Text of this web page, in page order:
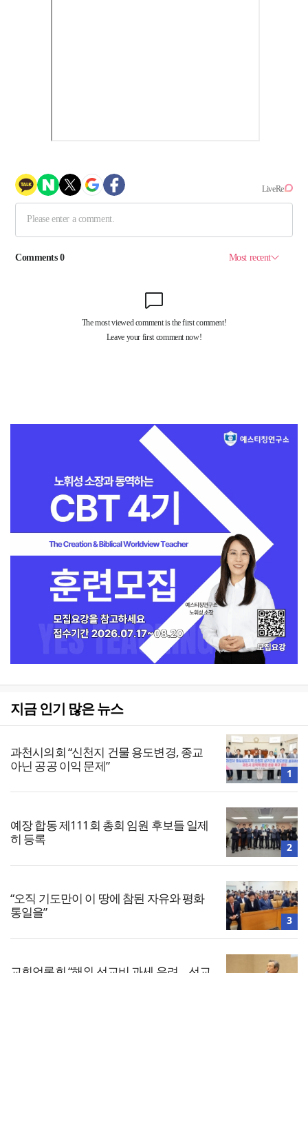
지금 인기 많은 뉴스
과천시의회 “신천지 건물 용도변경, 종교
아닌 공공 이익 문제”
1
예장 합동 제111회 총회 임원 후보들 일제
히 등록
2
“오직 기도만이 이 땅에 참된 자유와 평화
통일을”
3
교회언론회 “해외 선교비 과세 우려… 선교